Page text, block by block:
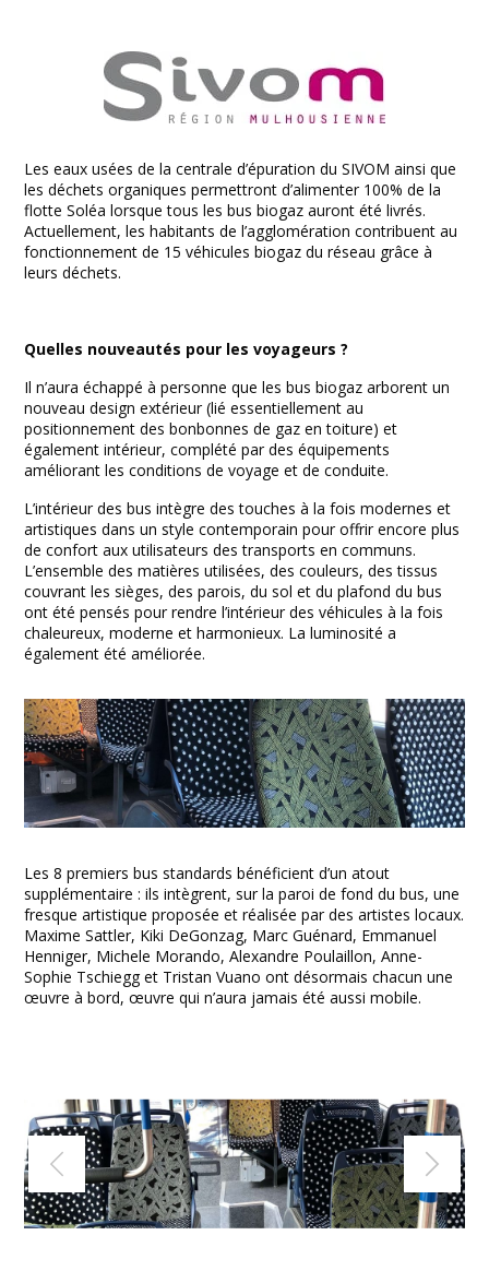
Les eaux usées de la centrale d’épuration du SIVOM ainsi que
les déchets organiques permettront d’alimenter 100% de la
flotte Soléa lorsque tous les bus biogaz auront été livrés.
Actuellement, les habitants de l’agglomération contribuent au
fonctionnement de 15 véhicules biogaz du réseau grâce à
leurs déchets.
Quelles nouveautés pour les voyageurs ?
Il n’aura échappé à personne que les bus biogaz arborent un
nouveau design extérieur (lié essentiellement au
positionnement des bonbonnes de gaz en toiture) et
également intérieur, complété par des équipements
améliorant les conditions de voyage et de conduite.
L’intérieur des bus intègre des touches à la fois modernes et
artistiques dans un style contemporain pour offrir encore plus
de confort aux utilisateurs des transports en communs.
L’ensemble des matières utilisées, des couleurs, des tissus
couvrant les sièges, des parois, du sol et du plafond du bus
ont été pensés pour rendre l’intérieur des véhicules à la fois
chaleureux, moderne et harmonieux. La luminosité a
également été améliorée.
Les 8 premiers bus standards bénéficient d’un atout
supplémentaire : ils intègrent, sur la paroi de fond du bus, une
fresque artistique proposée et réalisée par des artistes locaux.
Maxime Sattler, Kiki DeGonzag, Marc Guénard, Emmanuel
Henniger, Michele Morando, Alexandre Poulaillon, Anne-
Sophie Tschiegg et Tristan Vuano ont désormais chacun une
œuvre à bord, œuvre qui n’aura jamais été aussi mobile.